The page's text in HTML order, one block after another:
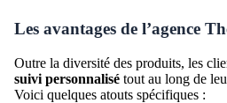
Les avantages de l’agence
Outre la diversité des produits, les
suivi personnalisé tout au long de
Voici quelques atouts spécifiques :